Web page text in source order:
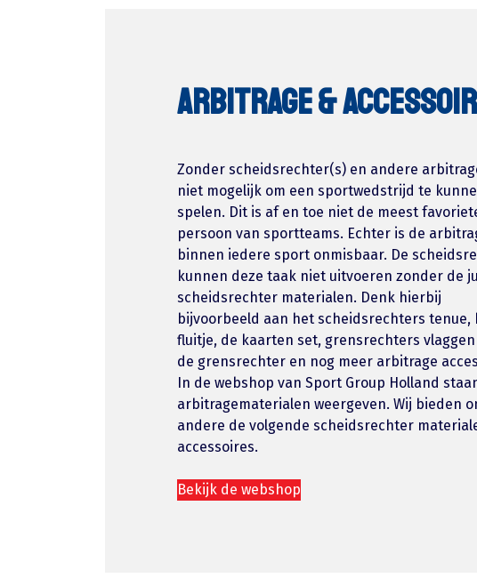
ARBITRAGE &
Zonder scheidsrechter(s) en andere
niet mogelijk om een sportwedstrijd te
spelen. Dit is af en toe niet de meest
persoon van sportteams. Echter is de
binnen iedere sport onmisbaar. De
kunnen deze taak niet uitvoeren zonder de
scheidsrechter materialen. Denk hierbij
bijvoorbeeld aan het scheidsrechters tenue,
fluitje, de kaarten set, grensrechters
de grensrechter en nog meer arbitrage
In de webshop van Sport Group Holland
arbitragematerialen weergeven. Wij bieden
andere de volgende scheidsrechter
accessoires.
Bekijk de webshop